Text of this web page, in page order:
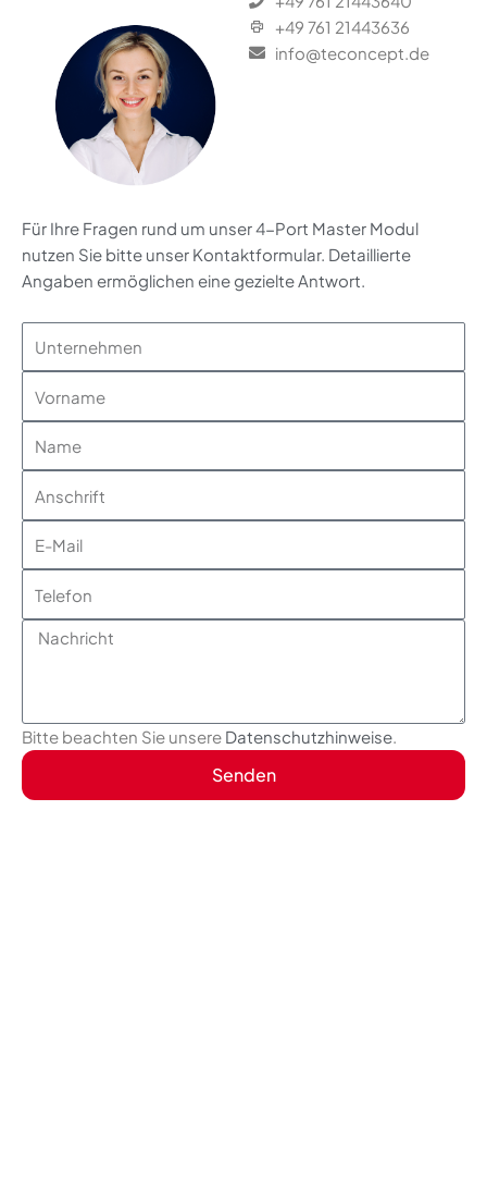
+49 761 21443636
info@teconcept.de
Für Ihre Fragen rund um unser 4-Port Master Modul
nutzen Sie bitte unser Kontaktformular. Detaillierte
Angaben ermöglichen eine gezielte Antwort.
Mail
Nachricht
Bitte beachten Sie unsere Datenschutzhinweise.
Senden